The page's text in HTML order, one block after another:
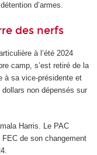
d’armes.
des nerfs
à l’été 2024
camp, s’est retiré de la
à sa vice-présidente et
non dépensés sur
Harris. Le PAC
de son changement